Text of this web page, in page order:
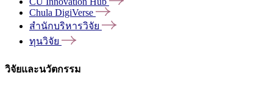
Chula DigiVerse
สำนักบริหารวิจัย
ทุนวิจัย
วิจัยและนวัตกรรม